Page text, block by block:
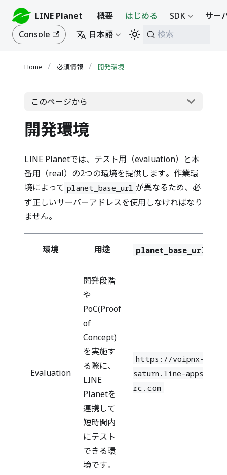
LINE Planet 概要 はじめる SDK
サー
Console
日本語 検索
必須情報 開発環境
このページから
開発環境
LINE Planetでは、テスト用（evaluation）と本
番用（real）の2つの環境を提供します。作業環
境によって planet_base_url が異なるため、必
ず正しいサーバーアドレスを使用しなければなり
ません。
環境 用途 planet_base_url
Evaluation
開発段階
や
PoC(Proof
of
Concept)
を実施す
る際に、
LINE
Planetを
連携して
短時間内
にテスト
できる環
境です。
https://voipnx-
saturn.line-apps-
rc.com